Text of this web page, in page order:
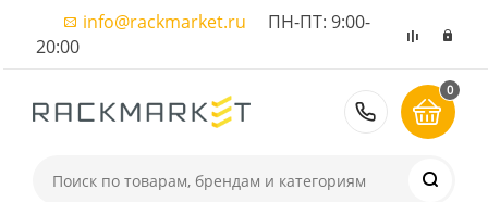
info@rackmarket.ru ПН-ПТ: 9:00-
20:00
8 (495)
0